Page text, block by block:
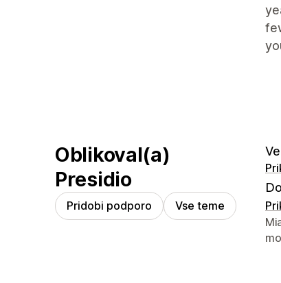
Oblikoval(a)
Presidio
Pridobi podporo Vse teme